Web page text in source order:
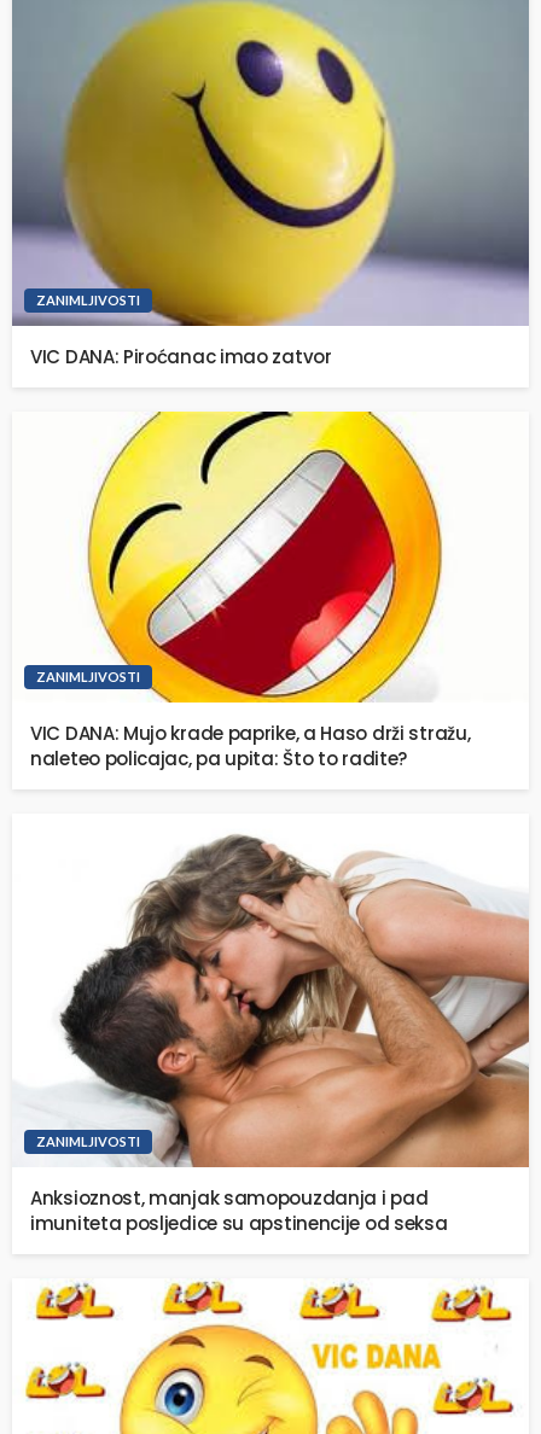
ZANIMLJIVOSTI
VIC DANA: Piroćanac imao zatvor
ZANIMLJIVOSTI
VIC DANA: Mujo krade paprike, a Haso drži stražu,
naleteo policajac, pa upita: Što to radite?
ZANIMLJIVOSTI
Anksioznost, manjak samopouzdanja i pad
imuniteta posljedice su apstinencije od seksa